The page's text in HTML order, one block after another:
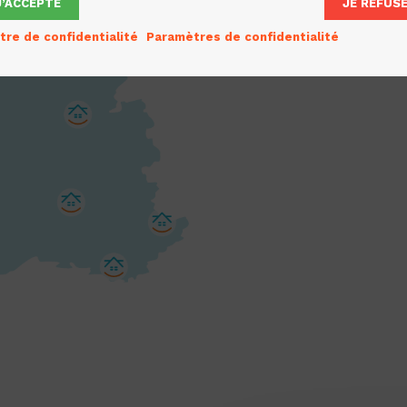
JE REFUSE
de confidentialité Paramètres de confidentialité